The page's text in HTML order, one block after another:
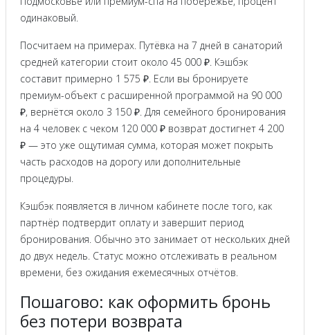
одинаковый.
Посчитаем на примерах. Путёвка на 7 дней в санаторий
средней категории стоит около 45 000 ₽. Кэшбэк
составит примерно 1 575 ₽. Если вы бронируете
премиум-объект с расширенной программой на 90 000
₽, вернётся около 3 150 ₽. Для семейного бронирования
на 4 человек с чеком 120 000 ₽ возврат достигнет 4 200
₽ — это уже ощутимая сумма, которая может покрыть
часть расходов на дорогу или дополнительные
процедуры.
Кэшбэк появляется в личном кабинете после того, как
партнёр подтвердит оплату и завершит период
бронирования. Обычно это занимает от нескольких дней
до двух недель. Статус можно отслеживать в реальном
времени, без ожидания ежемесячных отчётов.
Пошагово: как оформить бронь
без потери возврата